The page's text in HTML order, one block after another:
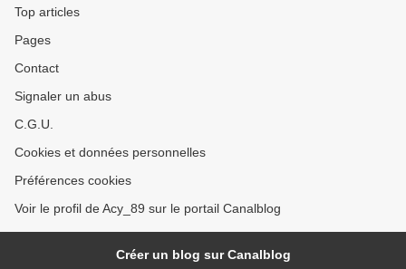
Top articles
Pages
Contact
Signaler un abus
C.G.U.
Cookies et données personnelles
Préférences cookies
Voir le profil de Acy_89 sur le portail Canalblog
Créer un blog sur Canalblog